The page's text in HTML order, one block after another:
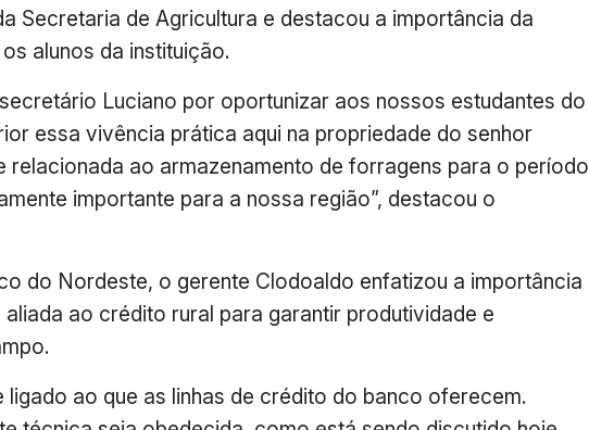
Secretaria de Agricultura e destacou a importância da
alunos da instituição.
Luciano por oportunizar aos nossos estudantes do
essa vivência prática aqui na propriedade do senhor
relacionada ao armazenamento de forragens para o período
importante para a nossa região”, destacou o
do Nordeste, o gerente Clodoaldo enfatizou a importância
ao crédito rural para garantir produtividade e
ligado ao que as linhas de crédito do banco oferecem.